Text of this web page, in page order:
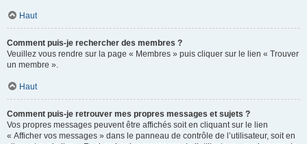
Haut
Comment puis-je rechercher des membres ?
Veuillez vous rendre sur la page « Membres » puis cliquer sur le lien « Trouver
un membre ».
Haut
Comment puis-je retrouver mes propres messages et sujets ?
Vos propres messages peuvent être affichés soit en cliquant sur le lien
« Afficher vos messages » dans le panneau de contrôle de l’utilisateur, soit en